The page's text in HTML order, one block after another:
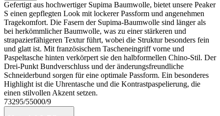
Gefertigt aus hochwertiger Supima Baumwolle, bietet unsere Peaker
S einen gepflegten Look mit lockerer Passform und angenehmen
Tragekomfort. Die Fasern der Supima-Baumwolle sind länger als
bei herkömmlicher Baumwolle, was zu einer stärkeren und
strapazierfähigeren Textur führt, wobei die Struktur besonders fein
und glatt ist. Mit französischem Tascheneingriff vorne und
Paspeltasche hinten verkörpert sie den halbformellen Chino-Stil. Der
Drei-Punkt Bundverschluss und der änderungsfreundliche
Schneiderbund sorgen für eine optimale Passform. Ein besonderes
Highlight ist die Uhrentasche und die Kontrastpaspelierung, die
einen stilvollen Akzent setzen.
73295/55000/9